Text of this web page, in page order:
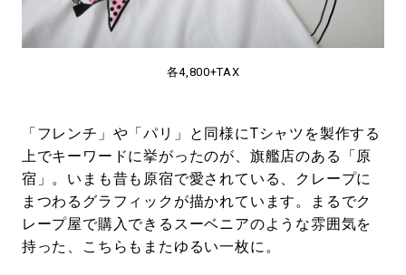
各4,800+TAX
「フレンチ」や「パリ」と同様にTシャツを製作する
上でキーワードに挙がったのが、旗艦店のある「原
宿」。いまも昔も原宿で愛されている、クレープに
まつわるグラフィックが描かれています。まるでク
レープ屋で購入できるスーベニアのような雰囲気を
持った、こちらもまたゆるい一枚に。